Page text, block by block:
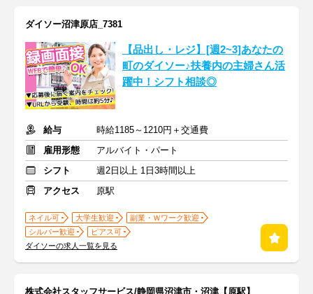
ダイソー沼津原店_7381
【品出し・レジ】[週2~3]あなたの
町のダイソー♪扶養内の主婦さん活
躍中！シフト相談◎
給与
時給1185～1210円＋交通費
雇用形態
アルバイト・パート
シフト
週2日以上 1日3時間以上
アクセス
原駅
ネイル可 大学生歓迎
副業・Ｗワーク歓迎
シルバー歓迎
ピアス可
ダイソーの求人一覧を見る
株式会社スタッフサービス/静岡県沼津市・沼津【原駅】